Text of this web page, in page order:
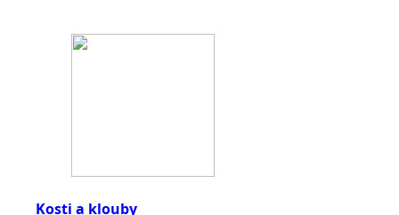
Kosti a klouby